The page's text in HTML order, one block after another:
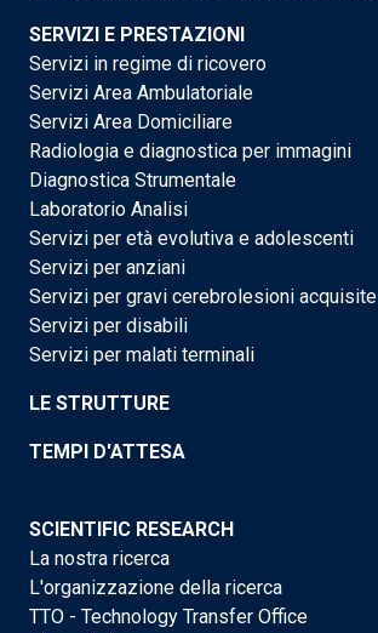
SERVIZI E PRESTAZIONI
Servizi in regime di ricovero
Servizi Area Ambulatoriale
Servizi Area Domiciliare
Radiologia e diagnostica per immagini
Diagnostica Strumentale
Laboratorio Analisi
Servizi per età evolutiva e adolescenti
Servizi per anziani
Servizi per gravi cerebrolesioni acquisite
Servizi per disabili
Servizi per malati terminali
LE STRUTTURE
TEMPI D'ATTESA
SCIENTIFIC RESEARCH
La nostra ricerca
L'organizzazione della ricerca
TTO - Technology Transfer Office